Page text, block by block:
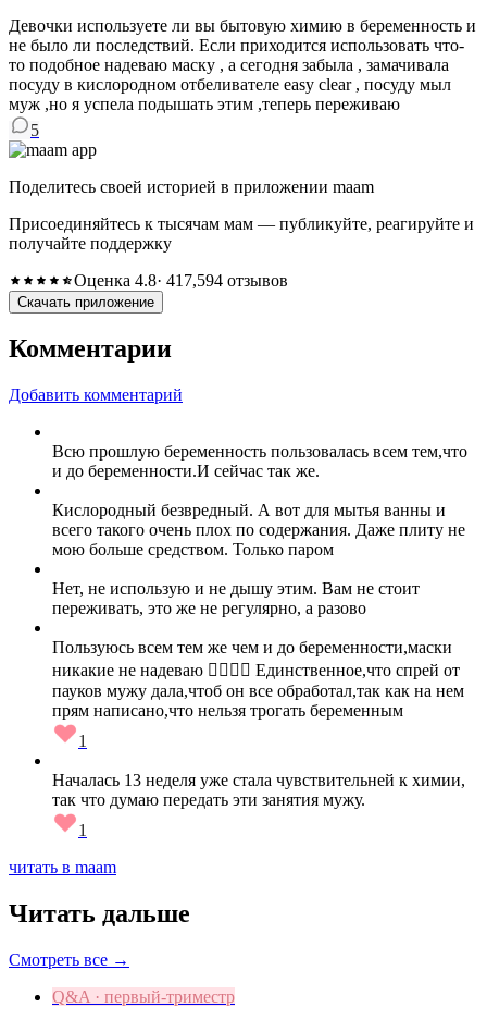
Девочки используете ли вы бытовую химию в беременность и
не было ли последствий. Если приходится использовать что-
то подобное надеваю маску , а сегодня забыла , замачивала
посуду в кислородном отбеливателе easy clear , посуду мыл
муж ,но я успела подышать этим ,теперь переживаю
5
Поделитесь своей историей в приложении maam
Присоединяйтесь к тысячам мам — публикуйте, реагируйте и
получайте поддержку
Оценка 4.8· 417,594 отзывов
Скачать приложение
Комментарии
Добавить комментарий
Всю прошлую беременность пользовалась всем тем,что
и до беременности.И сейчас так же.
Кислородный безвредный. А вот для мытья ванны и
всего такого очень плох по содержания. Даже плиту не
мою больше средством. Только паром
Нет, не использую и не дышу этим. Вам не стоит
переживать, это же не регулярно, а разово
Пользуюсь всем тем же чем и до беременности,маски
никакие не надеваю 🤷‍♀️🤦‍♀️ Единственное,что спрей от
пауков мужу дала,чтоб он все обработал,так как на нем
прям написано,что нельзя трогать беременным
1
Началась 13 неделя уже стала чувствительней к химии,
так что думаю передать эти занятия мужу.
1
читать в maam
Читать дальше
Смотреть все →
Q&A · первый-триместр